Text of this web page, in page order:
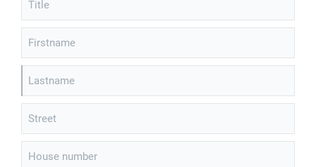
Title
Firstname
Lastname
Street
House number